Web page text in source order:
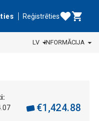
Reģistrēties
LV INFORMĀCIJA
.07
€1 ,424.88